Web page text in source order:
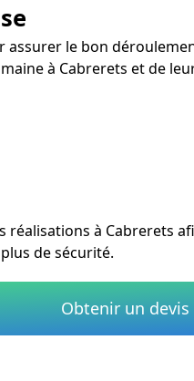
le bon
à Cabrerets et de
à Cabrerets
de sécurité.
Obtenir un